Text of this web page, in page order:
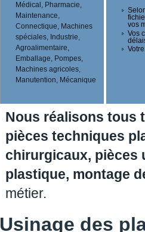
Médical, Pharmacie,
Maintenance,
Connectique, Machines
spéciales, Industrie,
Agroalimentaire,
Emballage, Pompes,
Machines agricoles,
Manutention, Mécanique
vos
Vos
Nous réalisons tous
pièces techniques
chirurgicaux, pièces
plastique, montage
métier.
Usinage des